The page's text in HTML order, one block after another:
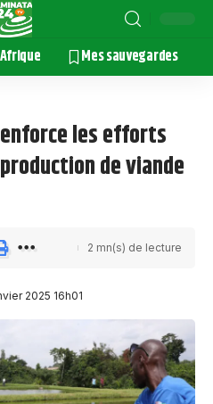
Afrique Mes sauvegardes
les efforts
de viande
2025 16h01
2 mn(s) de lecture